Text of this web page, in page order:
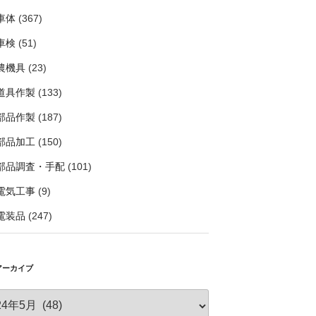
体 (367)
検 (51)
機具 (23)
具作製 (133)
品作製 (187)
品加工 (150)
品調査・手配 (101)
気工事 (9)
装品 (247)
ーカイブ